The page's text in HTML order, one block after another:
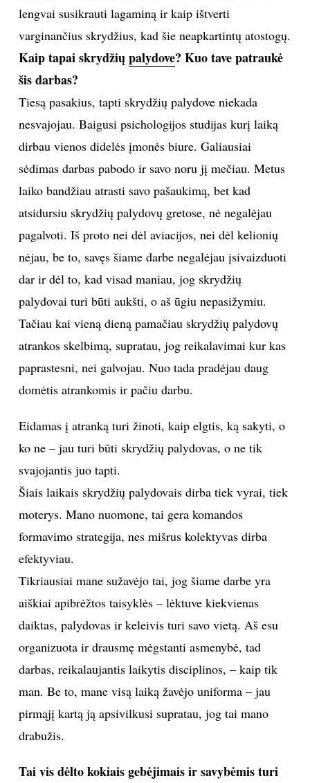
SPORTAS
FOTOGRAFIJA
MENAS
ORAI
ĮDOMYBĖS
KNYGOS
INTERJERAS
NAMAI
RECEPTAI
VAIKAI
NELAIMĖS
KONTAKTAI
Sekite mus:
PRENUMERUOK
lengvai susikrauti lagaminą ir kaip ištverti
varginančius skrydžius, kad šie neapkartintų atostogų.
Kaip tapai skrydžiųpalydove? Kuo tave patraukė
šis darbas?
Tiesą pasakius, tapti skrydžių palydove niekada
nesvajojau. Baigusi psichologijos studijas kurį laiką
dirbau vienos didelės įmonės biure. Galiausiai
sėdimas darbas pabodo ir savo noru jį mečiau. Metus
laiko bandžiau atrasti savo pašaukimą, bet kad
atsidursiu skrydžių palydovų gretose, nė negalėjau
pagalvoti. Iš proto nei dėl aviacijos, nei dėl kelionių
nėjau, be to, savęs šiame darbe negalėjau įsivaizduoti
dar ir dėl to, kad visad maniau, jog skrydžių
palydovai turi būti aukšti, o aš ūgiu nepasižymiu.
Tačiau kai vieną dieną pamačiau skrydžių palydovų
atrankos skelbimą, supratau, jog reikalavimai kur kas
paprastesni, nei galvojau. Nuo tada pradėjau daug
domėtis atrankomis ir pačiu darbu.
Eidamas į atranką turi žinoti, kaip elgtis, ką sakyti, o
ko ne – jau turi būti skrydžių palydovas, o ne tik
svajojantis juo tapti.
Šiais laikais skrydžių palydovais dirba tiek vyrai, tiek
moterys. Mano nuomone, tai gera komandos
formavimo strategija, nes mišrus kolektyvas dirba
efektyviau.
Tikriausiai mane sužavėjo tai, jog šiame darbe yra
aiškiai apibrėžtos taisyklės – lėktuve kiekvienas
daiktas, palydovas ir keleivis turi savo vietą. Aš esu
organizuota ir drausmę mėgstanti asmenybė, tad
darbas, reikalaujantis laikytis disciplinos, – kaip tik
man. Be to, mane visą laiką žavėjo uniforma – jau
pirmąjį kartą ją apsivilkusi supratau, jog tai mano
drabužis.
Tai vis dėlto kokiais gebėjimais ir savybėmis turi